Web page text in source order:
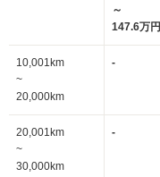
～
147.6万円
10,001km
~
20,000km
-
20,001km
~
30,000km
-